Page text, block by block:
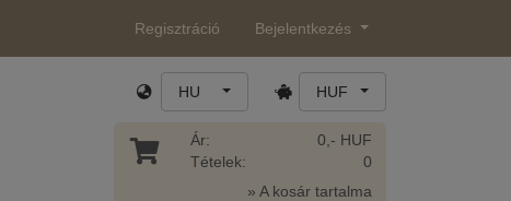
Regisztráció Bejelentkezés
HU HUF
Ár:
Tételek:
0,- HUF
0
» A kosár tartalma